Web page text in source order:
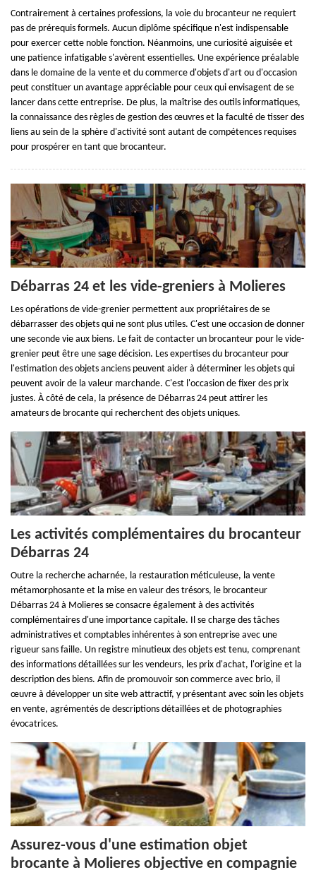
Contrairement à certaines professions, la voie du brocanteur ne requiert
pas de prérequis formels. Aucun diplôme spécifique n'est indispensable
pour exercer cette noble fonction. Néanmoins, une curiosité aiguisée et
une patience infatigable s'avèrent essentielles. Une expérience préalable
dans le domaine de la vente et du commerce d'objets d'art ou d'occasion
peut constituer un avantage appréciable pour ceux qui envisagent de se
lancer dans cette entreprise. De plus, la maîtrise des outils informatiques,
la connaissance des règles de gestion des œuvres et la faculté de tisser des
liens au sein de la sphère d'activité sont autant de compétences requises
pour prospérer en tant que brocanteur.
Débarras 24 et les vide-greniers à Molieres
Les opérations de vide-grenier permettent aux propriétaires de se
débarrasser des objets qui ne sont plus utiles. C'est une occasion de donner
une seconde vie aux biens. Le fait de contacter un brocanteur pour le vide-
grenier peut être une sage décision. Les expertises du brocanteur pour
l'estimation des objets anciens peuvent aider à déterminer les objets qui
peuvent avoir de la valeur marchande. C'est l'occasion de fixer des prix
justes. À côté de cela, la présence de Débarras 24 peut attirer les
amateurs de brocante qui recherchent des objets uniques.
Les activités complémentaires du brocanteur
Débarras 24
Outre la recherche acharnée, la restauration méticuleuse, la vente
métamorphosante et la mise en valeur des trésors, le brocanteur
Débarras 24 à Molieres se consacre également à des activités
complémentaires d'une importance capitale. Il se charge des tâches
administratives et comptables inhérentes à son entreprise avec une
rigueur sans faille. Un registre minutieux des objets est tenu, comprenant
des informations détaillées sur les vendeurs, les prix d'achat, l'origine et la
description des biens. Afin de promouvoir son commerce avec brio, il
œuvre à développer un site web attractif, y présentant avec soin les objets
en vente, agrémentés de descriptions détaillées et de photographies
évocatrices.
Assurez-vous d'une estimation objet
brocante à Molieres objective en compagnie